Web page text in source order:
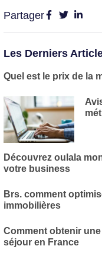
Partager
Les Derniers
Quel est le prix de la
Découvrez oulala
votre business
Brs. comment
immobilières
Comment obtenir
séjour en France